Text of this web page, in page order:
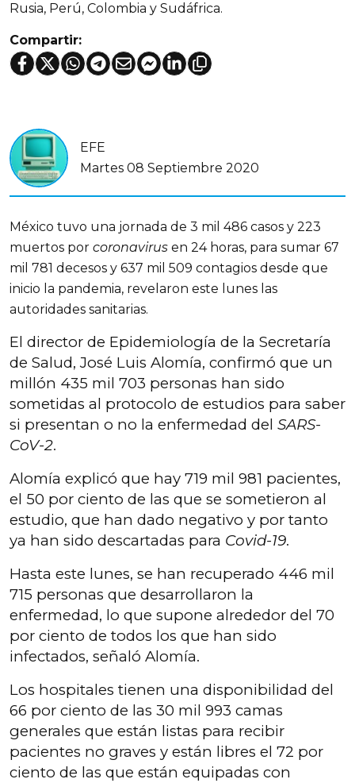
Rusia, Perú, Colombia y Sudáfrica.
Compartir:
EFE
Martes 08 Septiembre 2020
México tuvo una jornada de 3 mil 486 casos y 223
muertos por coronavirus en 24 horas, para sumar 67
mil 781 decesos y 637 mil 509 contagios desde que
inicio la pandemia, revelaron este lunes las
autoridades sanitarias.
El director de Epidemiología de la Secretaría
de Salud, José Luis Alomía, confirmó que un
millón 435 mil 703 personas han sido
sometidas al protocolo de estudios para saber
si presentan o no la enfermedad del SARS-
CoV-2.
Alomía explicó que hay 719 mil 981 pacientes,
el 50 por ciento de las que se sometieron al
estudio, que han dado negativo y por tanto
ya han sido descartadas para Covid-19.
Hasta este lunes, se han recuperado 446 mil
715 personas que desarrollaron la
enfermedad, lo que supone alrededor del 70
por ciento de todos los que han sido
infectados, señaló Alomía.
Los hospitales tienen una disponibilidad del
66 por ciento de las 30 mil 993 camas
generales que están listas para recibir
pacientes no graves y están libres el 72 por
ciento de las que están equipadas con